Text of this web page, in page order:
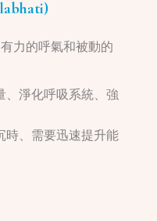
力的呼氣和被動的
、淨化呼吸系統、強
時、需要迅速提升能